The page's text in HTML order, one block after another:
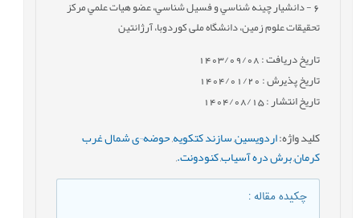
6- دانشیار چينه شناسي و فسيل شناسي، عضو هيات علمي مرکز
تحقیقات علوم زمین، دانشگاه ملی کوردوبا، آرژانتین
تاریخ دریافت : 1403/09/08
تاریخ پذیرش : 1404/01/20
تاریخ انتشار : 1404/08/15
کلید واژه:اردویسین,سازند کتکویه,حوضه¬ی شمال غرب
کرمان,برش دره آسیاب,کنودونت.,
چکیده مقاله: